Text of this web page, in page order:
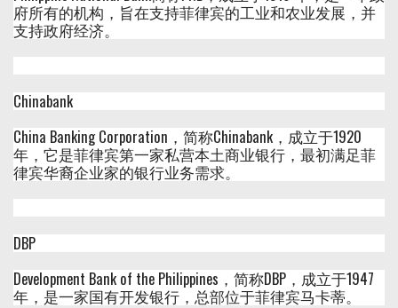
府所有的机构，旨在支持菲律宾的工业和农业发展，并
支持政府经济。
Chinabank
China Banking Corporation，简称Chinabank，成立于1920
年，它是菲律宾第一家私营本土商业银行，最初满足菲
律宾华裔企业家的银行业务需求。
DBP
Development Bank of the Philippines，简称DBP，成立于1947
年，是一家国有开发银行，总部位于菲律宾马卡蒂。